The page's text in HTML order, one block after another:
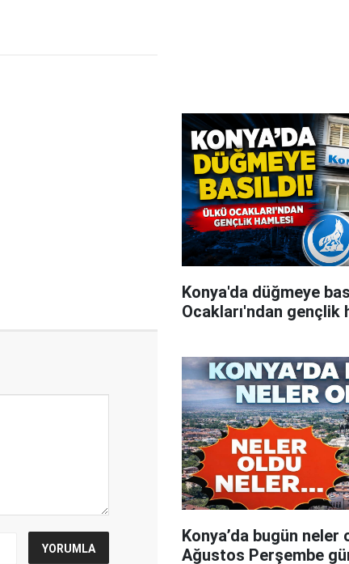
Konya'da düğmeye
Ocakları'ndan gençlik
Konya’da bugün neler
Ağustos Perşembe